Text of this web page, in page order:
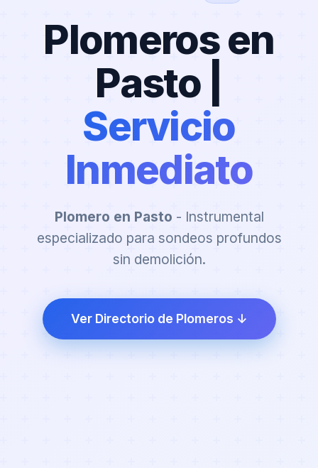
Plomeros en
Pasto |
Servicio
Inmediato
Plomero en Pasto - Instrumental
especializado para sondeos profundos
sin demolición.
Ver Directorio de Plomeros ↓